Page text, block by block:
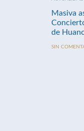
Masiva
de
SIN